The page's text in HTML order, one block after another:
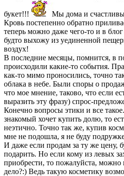
букет!!!
Мы дома и
Кровь постепенно обратно
теперь можно даже чего-то и в
будто выхожу из уединенной
воздух!
В последние месяцы, помнится, в
происходили какие-то события.
как-то мимо проносились, точно
облака в небе. Были споры о
что мое мнение, таково, что если
выразить эту фразу) спрос-
Конечно вопросы этики и все
знакомый хочет купить долю, то
неэтично. Точно так же, купив
мне не подошла, я не буду
И даже если продам за ту же цену,
подарить. Но если кому из левых
приобрести, то пожалуйста, можно
дело?:) Ведь такую косметику